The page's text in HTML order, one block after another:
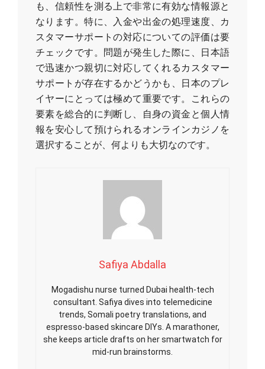
も、信頼性を測る上で非常に有効な情報源と
なります。特に、入金や出金の処理速度、カ
スタマーサポートの対応についての評価は要
チェックです。問題が発生した際に、日本語
で迅速かつ親切に対応してくれるカスタマー
サポートが存在するかどうかも、日本のプレ
イヤーにとっては極めて重要です。これらの
要素を総合的に判断し、自身の資金と個人情
報を安心して預けられるオンラインカジノを
選択することが、何よりも大切なのです。
Safiya Abdalla
Mogadishu nurse turned Dubai health-tech
consultant. Safiya dives into telemedicine
trends, Somali poetry translations, and
espresso-based skincare DIYs. A marathoner,
she keeps article drafts on her smartwatch for
mid-run brainstorms.